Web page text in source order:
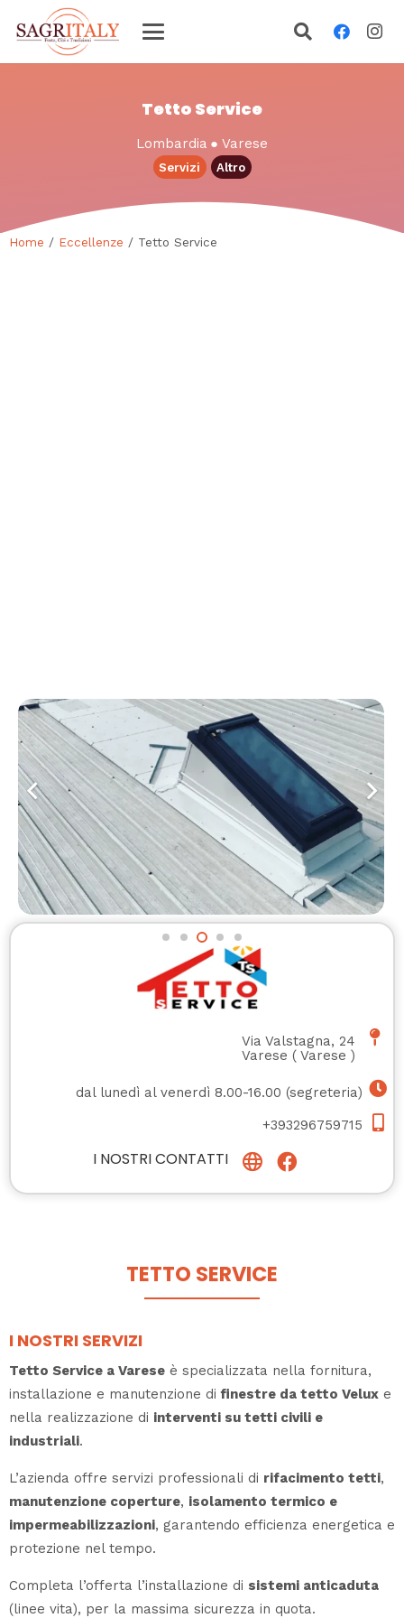
Tetto Service
Lombardia ● Varese
Servizi Altro
Home / Eccellenze / Tetto Service
Via Valstagna, 24
Varese ( Varese )
dal lunedì al venerdì 8.00-16.00 (segreteria)
+393296759715
I NOSTRI CONTATTI
TETTO SERVICE
I NOSTRI SERVIZI
Tetto Service a Varese è specializzata nella fornitura,
installazione e manutenzione di finestre da tetto Velux e
nella realizzazione di interventi su tetti civili e
industriali.
L’azienda offre servizi professionali di rifacimento tetti,
manutenzione coperture, isolamento termico e
impermeabilizzazioni, garantendo efficienza energetica e
protezione nel tempo.
Completa l’offerta l’installazione di sistemi anticaduta
(linee vita), per la massima sicurezza in quota.